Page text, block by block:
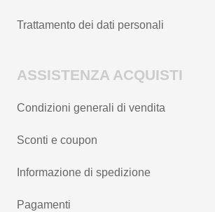
Trattamento dei dati personali
ASSISTENZA ACQUISTI
Condizioni generali di vendita
Sconti e coupon
Informazione di spedizione
Pagamenti